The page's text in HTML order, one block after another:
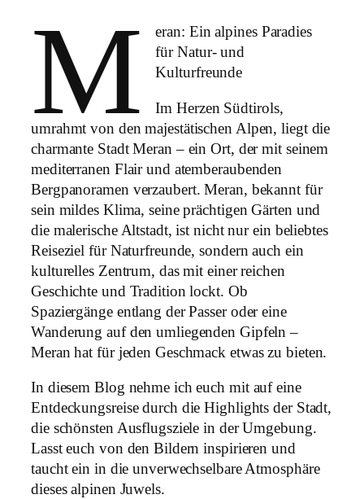
M
eran: Ein alpines Paradies
für Natur- und
Kulturfreunde
Im Herzen Südtirols,
umrahmt von den majestätischen Alpen, liegt die
charmante Stadt Meran – ein Ort, der mit seinem
mediterranen Flair und atemberaubenden
Bergpanoramen verzaubert. Meran, bekannt für
sein mildes Klima, seine prächtigen Gärten und
die malerische Altstadt, ist nicht nur ein beliebtes
Reiseziel für Naturfreunde, sondern auch ein
kulturelles Zentrum, das mit einer reichen
Geschichte und Tradition lockt. Ob
Spaziergänge entlang der Passer oder eine
Wanderung auf den umliegenden Gipfeln –
Meran hat für jeden Geschmack etwas zu bieten.
In diesem Blog nehme ich euch mit auf eine
Entdeckungsreise durch die Highlights der Stadt,
die schönsten Ausflugsziele in der Umgebung.
Lasst euch von den Bildern inspirieren und
taucht ein in die unverwechselbare Atmosphäre
dieses alpinen Juwels.